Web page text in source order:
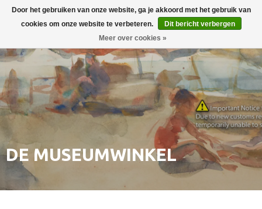
Inloggen 0
DE MUSEUMWINKEL
Door het gebruiken van onze website, ga je akkoord met het gebruik van
cookies om onze website te verbeteren.
Dit bericht verbergen
Meer over cookies »